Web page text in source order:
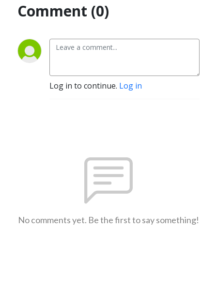
Comment (0)
Log in to continue. Log in
No comments yet. Be the first to say something!